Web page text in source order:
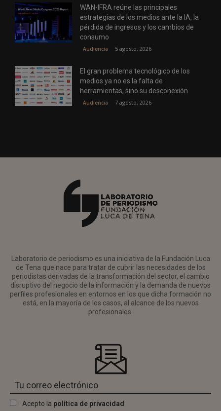
WAN-IFRA reúne las principales
estrategias de los medios ante la IA, la
pérdida de ingresos y los cambios de
consumo
Audiencia 5 agosto, 2026
El gran problema tecnológico de los
medios ya no es la falta de
herramientas, sino su desconexión
Audiencia 7 agosto, 2026
Laboratorio de periodismo es una iniciativa de la Fundación Luca
de Tena que nace para tratar de cubrir las necesidades de los
periodistas derivadas de la transformación del sector, el cambio
disruptivo del negocio de la información y la demanda de nuevos
perfiles profesionales en entornos en los que dicha formación no
está, en la mayoría de los casos, al alcance de los nuevos
profesionales.
Acepto la política de privacidad